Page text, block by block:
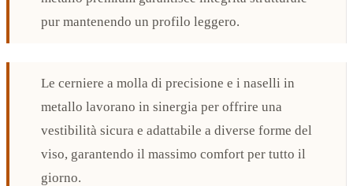
pur mantenendo un profilo leggero.
Le cerniere a molla di precisione e i naselli in
metallo lavorano in sinergia per offrire una
vestibilità sicura e adattabile a diverse forme del
viso, garantendo il massimo comfort per tutto il
giorno.